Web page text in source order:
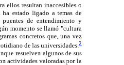
ellos resultan inaccesibles o
ha estado ligado a temas de
de entendimiento y
momento se llamó "cultura
concretos que, una vez
de las universidades. 2
resuelven algunos de sus
actividades valoradas por la